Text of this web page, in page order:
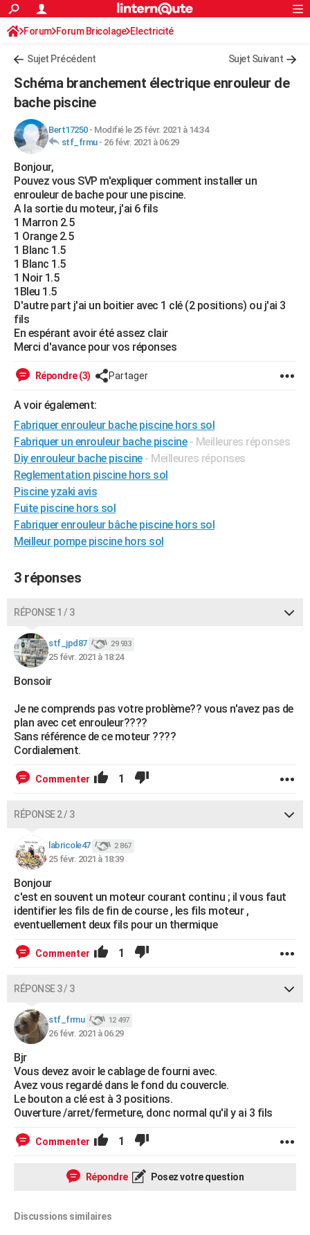
ACTUALITÉS
Politique
Société
Faits Divers
Education
Monde
Villes
+
Programme TV
TNTStreaming
Cinéma
Sorties cinéma
Musique
+FINANCE
Retraite
Impôts
Epargne
Immobilier
Risques naturels par ville
Banque
Assurance
Crédit
AUTO
Essais
Réserver un essai
Citadines
Berlines
SUV
Forum auto
HIGH-TECH
Mobiles
Meilleur smartphone
Internet
Ordinateurs
Jeux vidéo
Guide high-tech
BRICOLAGE
Forum
Aménagement intérieur
Extérieur
Cuisine
Salle de bains
Jardinage
Rangement
WEEK-END
Guides de France
Escapades
Patrimoine
Expositions
Musées
Week-end nature
LIFESTYLE
Art de vivre
Bien-être
Loisirs
Mode
Modes de vie
SANTE
Alimentation
Guide de la santé
Maladies
Médicaments
Sommeil
VOYAGE
Destinations
City break
Voyage nature
Voyage de noces
Forum
Climat
+PHOTO
BONS PLANS
CARTE DE VOEUX
Carte de Noël
Carte Bonne année
Carte Saint-Valentin
Carte Pâques
Carte d'anniversaire
DICTIONNAIRE
Dictionnaire
Biographies
Citations
Expressions
Proverbes
PROGRAMME TV
COPAINS D'AVANT
S'inscrire
Se connecter
Lycées
Collèges
Primaires
Universités
Entreprises
Service militaire
Avis de recherche
AVIS DE DÉCÈS
Bricolage
Lifestyle
Culture
Sport
Auto
Television
Voyage
Cinema
S'inscrire
Connexion
Forum Forum Bricolage Electricité
Sujet Précédent Sujet Suivant
Schéma branchement électrique enrouleur de
bache piscine
Bert17250- Modifié le 25 févr. 2021 à 14:34
stf_frmu- 26 févr. 2021 à 06:29
Bonjour,
Pouvez vous SVP m'expliquer comment installer un
enrouleur de bache pour une piscine.
A la sortie du moteur, j'ai 6 fils
1 Marron 2.5
1 Orange 2.5
1 Blanc 1.5
1 Blanc 1.5
1 Noir 1.5
1Bleu 1.5
D'autre part j'ai un boitier avec 1 clé (2 positions) ou j'ai 3
fils
En espérant avoir été assez clair
Merci d'avance pour vos réponses
Répondre (3) Partager
A voir également:
Fabriquer enrouleur bache piscine hors sol
Fabriquer un enrouleur bache piscine - Meilleures réponses
Diy enrouleur bache piscine - Meilleures réponses
Reglementation piscine hors sol
Piscine yzaki avis
Fuite piscine hors sol
Fabriquer enrouleur bâche piscine hors sol
Meilleur pompe piscine hors sol
3 réponses
RÉPONSE 1 / 3
stf_jpd87 29 933
25 févr. 2021 à 18:24
Bonsoir
Je ne comprends pas votre problème?? vous n'avez pas de
plan avec cet enrouleur????
Sans référence de ce moteur ????
Cordialement.
Commenter 1
RÉPONSE 2 / 3
labricole47 2 867
25 févr. 2021 à 18:39
Bonjour
c'est en souvent un moteur courant continu ; il vous faut
identifier les fils de fin de course , les fils moteur ,
eventuellement deux fils pour un thermique
Commenter 1
RÉPONSE 3 / 3
stf_frmu 12 497
26 févr. 2021 à 06:29
Bjr
Vous devez avoir le cablage de fourni avec.
Avez vous regardé dans le fond du couvercle.
Le bouton a clé est à 3 positions.
Ouverture /arret/fermeture, donc normal qu'il y ai 3 fils
Commenter 1
Répondre Posez votre question
Discussions similaires